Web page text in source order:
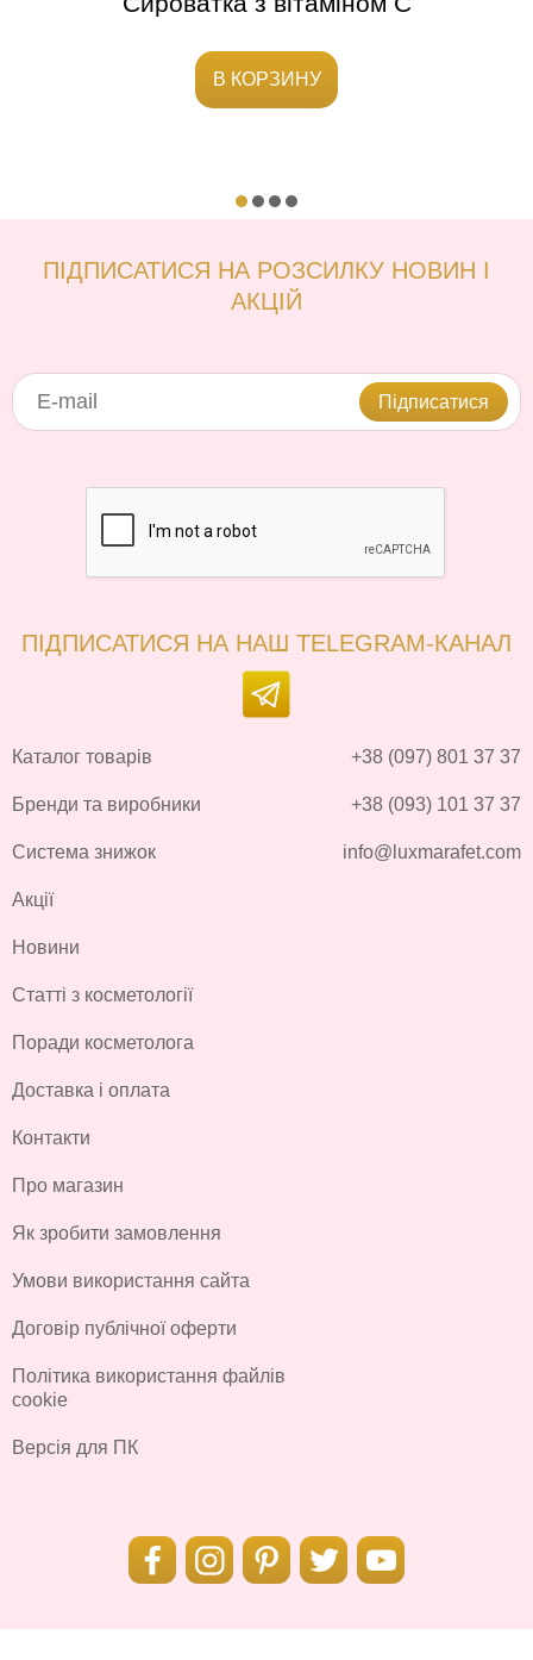
В КОРЗИНУ
ПІДПИСАТИСЯ НА РОЗСИЛКУ НОВИН І
АКЦІЙ
Підписатися
ПІДПИСАТИСЯ НА НАШ TELEGRAM-КАНАЛ
Каталог товарів
Бренди та виробники
Система знижок
Акції
Новини
Статті з косметології
Поради косметолога
Доставка і оплата
Контакти
Про магазин
Як зробити замовлення
Умови використання сайта
Договір публічної оферти
Політика використання файлів
cookie
Версія для ПК
+38 (097) 801 37 37
+38 (093) 101 37 37
info@luxmarafet.com